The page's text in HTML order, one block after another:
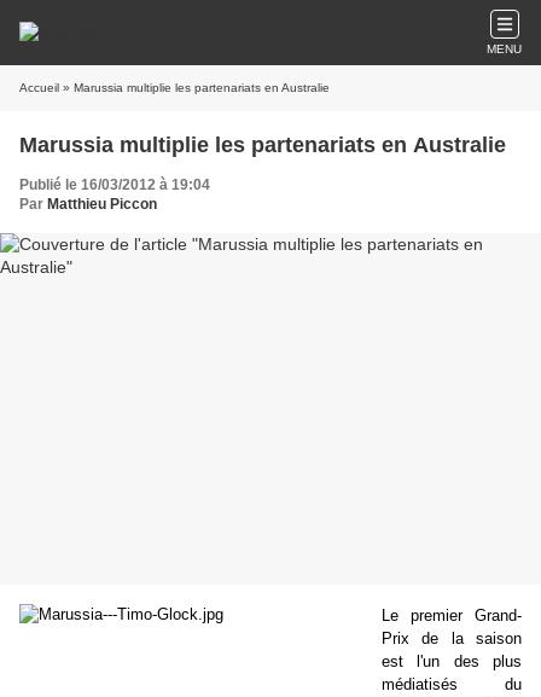
MENU
Accueil » Marussia multiplie les partenariats en Australie
Marussia multiplie les partenariats en Australie
Publié le 16/03/2012 à 19:04
Par Matthieu Piccon
Le premier Grand-
Prix de la saison
est l'un des plus
médiatisés du